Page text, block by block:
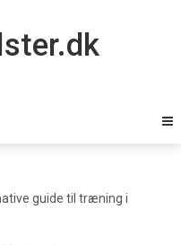
guide til træning i